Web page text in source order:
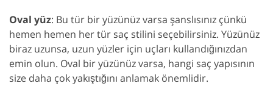
Oval yüz: Bu tür bir yüzünüz varsa şanslısınız çünkü
hemen hemen her tür saç stilini seçebilirsiniz. Yüzünüz
biraz uzunsa, uzun yüzler için uçları kullandığınızdan
emin olun. Oval bir yüzünüz varsa, hangi saç yapısının
size daha çok yakıştığını anlamak önemlidir.